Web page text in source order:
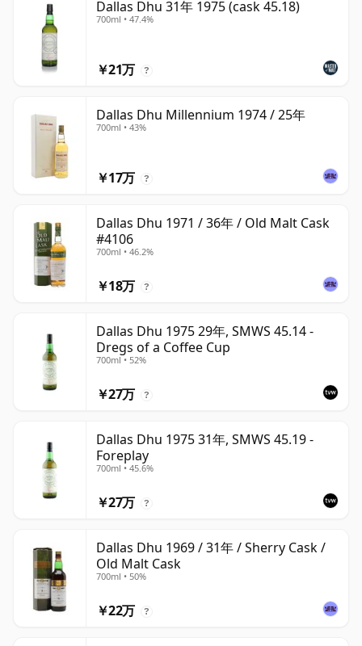
Dallas Dhu 31年 1975 (cask 45.18)
700ml • 47.4%
￥21万 ?
Dallas Dhu Millennium 1974 / 25年
700ml • 43%
￥17万 ?
Dallas Dhu 1971 / 36年 / Old Malt Cask
#4106
700ml • 46.2%
￥18万 ?
Dallas Dhu 1975 29年, SMWS 45.14 -
Dregs of a Coffee Cup
700ml • 52%
￥27万 ?
Dallas Dhu 1975 31年, SMWS 45.19 -
Foreplay
700ml • 45.6%
￥27万 ?
Dallas Dhu 1969 / 31年 / Sherry Cask /
Old Malt Cask
700ml • 50%
￥22万 ?